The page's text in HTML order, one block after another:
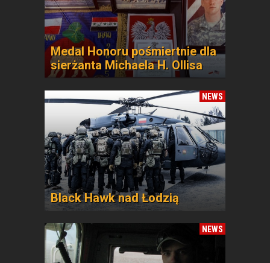
Medal Honoru pośmiertnie dla
sierżanta Michaela H. Ollisa
NEWS
Black Hawk nad Łodzią
NEWS